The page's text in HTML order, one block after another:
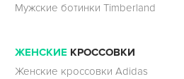
Мужские ботинки Timberland
ЖЕНСКИЕ КРОССОВКИ
Женские кроссовки Adidas